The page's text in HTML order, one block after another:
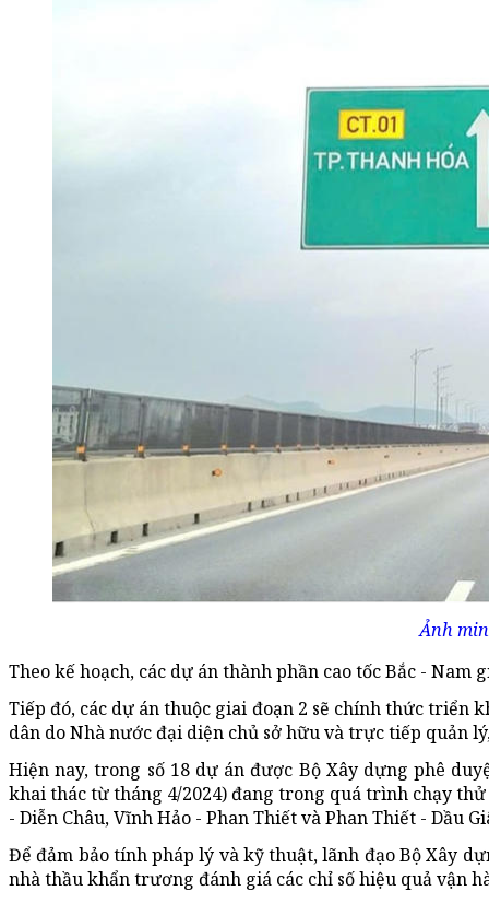
Ảnh
Theo kế hoạch, các dự án thành phần cao tốc Bắc -
Tiếp đó, các dự án thuộc giai đoạn 2 sẽ chính thức triển
dân do Nhà nước đại diện chủ sở hữu và trực tiếp quản
Hiện nay, trong số 18 dự án được Bộ Xây dựng phê
khai thác từ tháng 4/2024) đang trong quá trình chạy thử
- Diễn Châu, Vĩnh Hảo - Phan Thiết và Phan Thiết - Dầu
Để đảm bảo tính pháp lý và kỹ thuật, lãnh đạo Bộ Xây
nhà thầu khẩn trương đánh giá các chỉ số hiệu quả vận